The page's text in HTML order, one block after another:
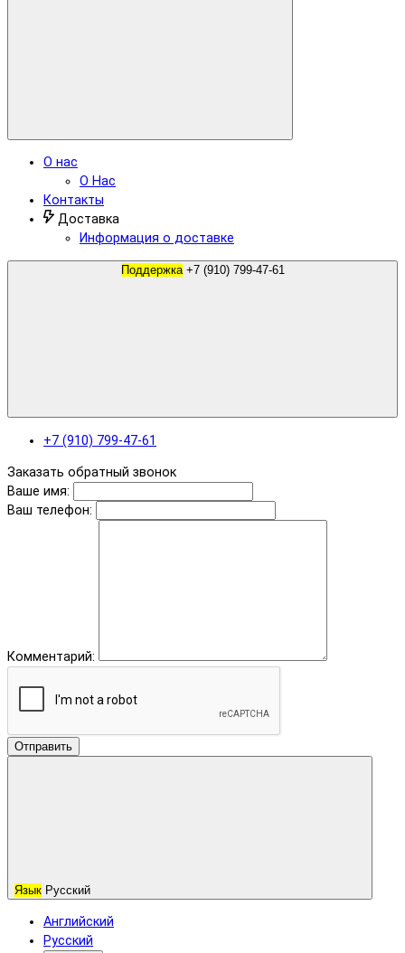
О нас
О Нас
Контакты
Доставка
Информация о доставке
Поддержка +7 (910) 799-47-61
+7 (910) 799-47-61
Заказать обратный звонок
Ваше имя:
Ваш телефон:
Комментарий:
Отправить
Язык Русский
Английский
Русский